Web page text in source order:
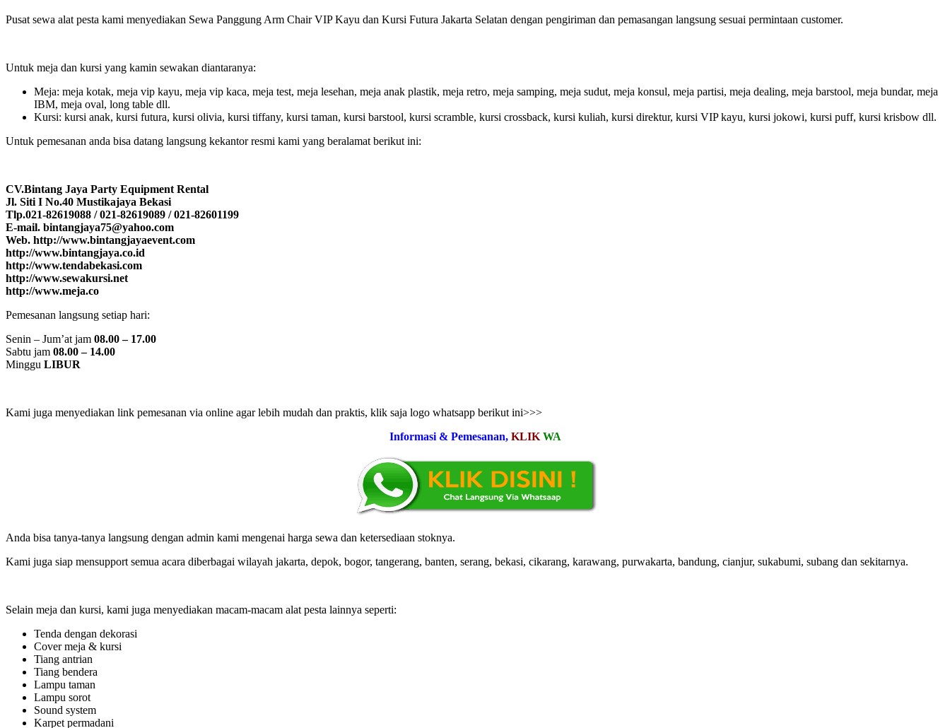
Pusat sewa alat pesta kami menyediakan Sewa Panggung Arm Chair VIP Kayu dan Kursi Futura Jakarta Selatan dengan pengiriman dan pemasangan langsung sesuai permintaan customer.
Untuk meja dan kursi yang kamin sewakan diantaranya:
Meja: meja kotak, meja vip kayu, meja vip kaca, meja test, meja lesehan, meja anak plastik, meja retro, meja samping, meja sudut, meja konsul, meja partisi, meja dealing, meja barstool, meja bundar, meja
IBM, meja oval, long table dll.
Kursi: kursi anak, kursi futura, kursi olivia, kursi tiffany, kursi taman, kursi barstool, kursi scramble, kursi crossback, kursi kuliah, kursi direktur, kursi VIP kayu, kursi jokowi, kursi puff, kursi krisbow dll.
Untuk pemesanan anda bisa datang langsung kekantor resmi kami yang beralamat berikut ini:
CV.Bintang Jaya Party Equipment Rental
Jl. Siti I No.40 Mustikajaya Bekasi
Tlp.021-82619088 / 021-82619089 / 021-82601199
E-mail. bintangjaya75@yahoo.com
Web. http://www.bintangjayaevent.com
http://www.bintangjaya.co.id
http://www.tendabekasi.com
http://www.sewakursi.net
http://www.meja.co
Pemesanan langsung setiap hari:
Senin – Jum’at jam 08.00 – 17.00
Sabtu jam 08.00 – 14.00
Minggu LIBUR
Kami juga menyediakan link pemesanan via online agar lebih mudah dan praktis, klik saja logo whatsapp berikut ini>>>
Informasi & Pemesanan, KLIK WA
Anda bisa tanya-tanya langsung dengan admin kami mengenai harga sewa dan ketersediaan stoknya.
Kami juga siap mensupport semua acara diberbagai wilayah jakarta, depok, bogor, tangerang, banten, serang, bekasi, cikarang, karawang, purwakarta, bandung, cianjur, sukabumi, subang dan sekitarnya.
Selain meja dan kursi, kami juga menyediakan macam-macam alat pesta lainnya seperti:
Tenda dengan dekorasi
Cover meja & kursi
Tiang antrian
Tiang bendera
Lampu taman
Lampu sorot
Sound system
Karpet permadani